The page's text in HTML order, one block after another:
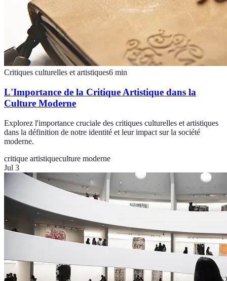
Critiques culturelles et artistiques6 min
L'Importance de la Critique Artistique dans la
Culture Moderne
Explorez l'importance cruciale des critiques culturelles et artistiques
dans la définition de notre identité et leur impact sur la société
moderne.
critique artistiqueculture moderne
Jul 3